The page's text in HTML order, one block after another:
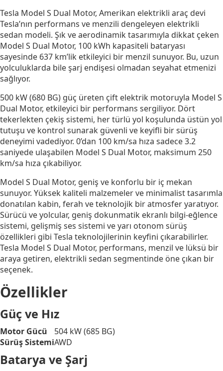
Tesla Model S Dual Motor, Amerikan elektrikli araç devi
Tesla’nın performans ve menzili dengeleyen elektrikli
sedan modeli. Şık ve aerodinamik tasarımıyla dikkat çeken
Model S Dual Motor, 100 kWh kapasiteli bataryası
sayesinde 637 km’lik etkileyici bir menzil sunuyor. Bu, uzun
yolculuklarda bile şarj endişesi olmadan seyahat etmenizi
sağlıyor.
500 kW (680 BG) güç üreten çift elektrik motoruyla Model S
Dual Motor, etkileyici bir performans sergiliyor. Dört
tekerlekten çekiş sistemi, her türlü yol koşulunda üstün yol
tutuşu ve kontrol sunarak güvenli ve keyifli bir sürüş
deneyimi vadediyor. 0’dan 100 km/sa hıza sadece 3.2
saniyede ulaşabilen Model S Dual Motor, maksimum 250
km/sa hıza çıkabiliyor.
Model S Dual Motor, geniş ve konforlu bir iç mekan
sunuyor. Yüksek kaliteli malzemeler ve minimalist tasarımla
donatılan kabin, ferah ve teknolojik bir atmosfer yaratıyor.
Sürücü ve yolcular, geniş dokunmatik ekranlı bilgi-eğlence
sistemi, gelişmiş ses sistemi ve yarı otonom sürüş
özellikleri gibi Tesla teknolojilerinin keyfini çıkarabilirler.
Tesla Model S Dual Motor, performans, menzil ve lüksü bir
araya getiren, elektrikli sedan segmentinde öne çıkan bir
seçenek.
Özellikler
Güç ve Hız
Motor Gücü
504 kW (685 BG)
Sürüş SistemiAWD
Batarya ve Şarj